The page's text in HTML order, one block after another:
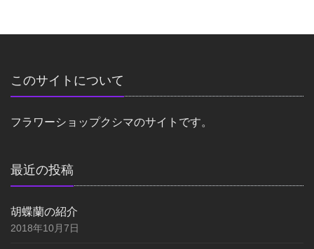
このサイトについて
フラワーショップクシマのサイトです。
最近の投稿
胡蝶蘭の紹介
2018年10月7日